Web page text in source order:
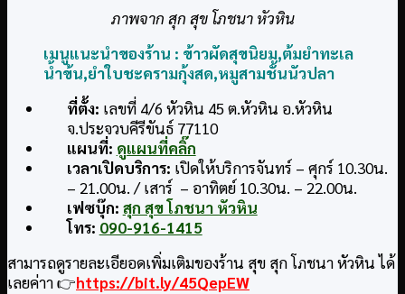
ภาพจาก สุก สุข โภชนา หัวหิน
เมนูแนะนำของร้าน : ข้าวผัดสุขนิยม,ต้มยำทะเล
น้ำข้น,ยำใบชะครามกุ้งสด,หมูสามชั้นนัวปลา
ที่ตั้ง: เลขที่ 4/6 หัวหิน 45 ต.หัวหิน อ.หัวหิน
จ.ประจวบคีรีขันธ์ 77110
แผนที่: ดูแผนที่คลิ๊ก
เวลาเปิดบริการ: เปิดให้บริการจันทร์ – ศุกร์ 10.30น.
– 21.00น. / เสาร์ – อาทิตย์ 10.30น. – 22.00น.
เฟซบุ๊ก: สุก สุข โภชนา หัวหิน
โทร: 090-916-1415
สามารถดูรายละเอียอดเพิ่มเติมของร้าน สุข สุก โภชนา หัวหิน ได้
เลยค่าา 👉https://bit.ly/45QepEW